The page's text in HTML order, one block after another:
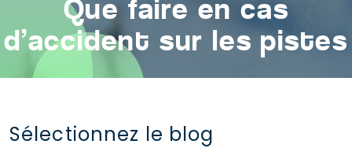
Que faire en cas
d’accident sur les pistes
Sélectionnez le blog